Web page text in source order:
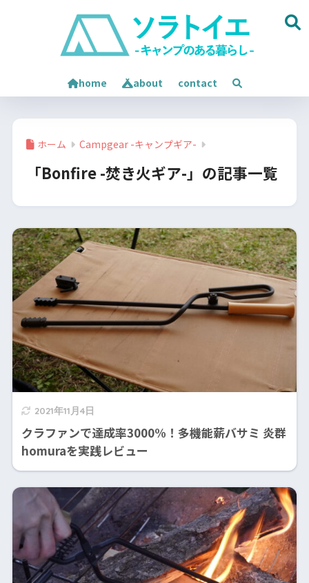
home about contact
ホーム Campgear -キャンプギア-
「Bonfire -焚き火ギア-」の記事一覧
2021年11月4日
クラファンで達成率3000%！多機能薪バサミ 炎群
homuraを実践レビュー